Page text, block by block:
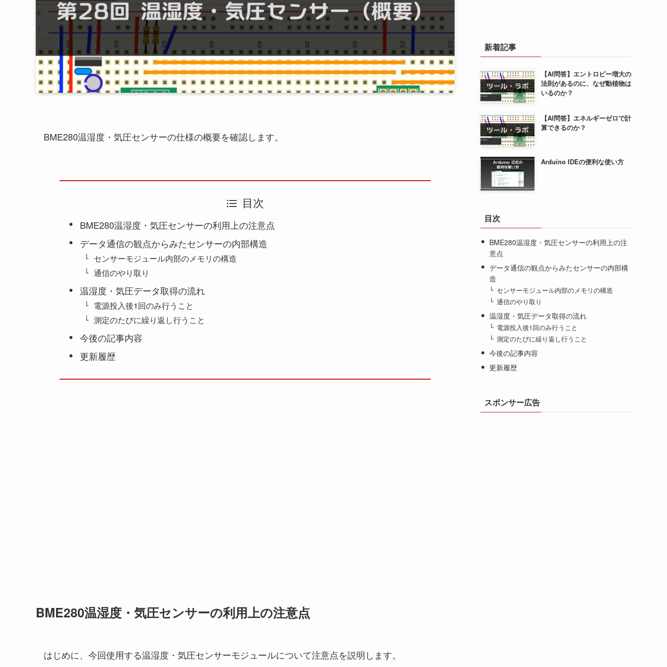
BME280温湿度・気圧センサーの仕様の概要を確認します。
目次
BME280温湿度・気圧センサーの利用上の注意点
データ通信の観点からみたセンサーの内部構造
センサーモジュール内部のメモリの構造
通信のやり取り
温湿度・気圧データ取得の流れ
電源投入後1回のみ行うこと
測定のたびに繰り返し行うこと
今後の記事内容
更新履歴
BME280温湿度・気圧センサーの利用上の注意点
はじめに、今回使用する温湿度・気圧センサーモジュールについて注意点を説明します。
新着記事
【AI問答】エントロピー増大の
法則があるのに、なぜ動植物は
いるのか？
【AI問答】エネルギーゼロで計
算できるのか？
Arduino IDEの便利な使い方
目次
BME280温湿度・気圧センサーの利用上の注
意点
データ通信の観点からみたセンサーの内部構
造
センサーモジュール内部のメモリの構造
通信のやり取り
温湿度・気圧データ取得の流れ
電源投入後1回のみ行うこと
測定のたびに繰り返し行うこと
今後の記事内容
更新履歴
スポンサー広告